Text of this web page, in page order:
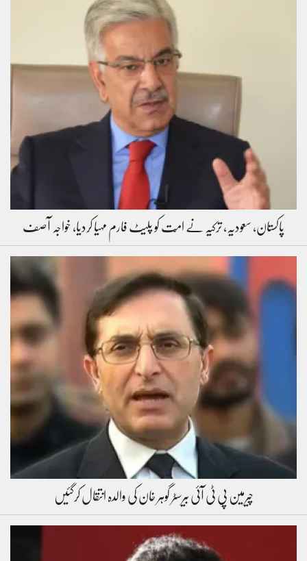
پاکستان، سعودیہ، ترکیہ نے امّت کو پلیٹ فارم مہیا کردیا، خواجہ آصف
چیرمین پی ٹی آئی بیرسٹر گوہر خان کی والدہ انتقال کرگئیں